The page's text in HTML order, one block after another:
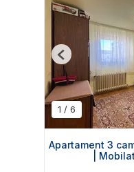
1 / 6
Previous
Apartament 3
|